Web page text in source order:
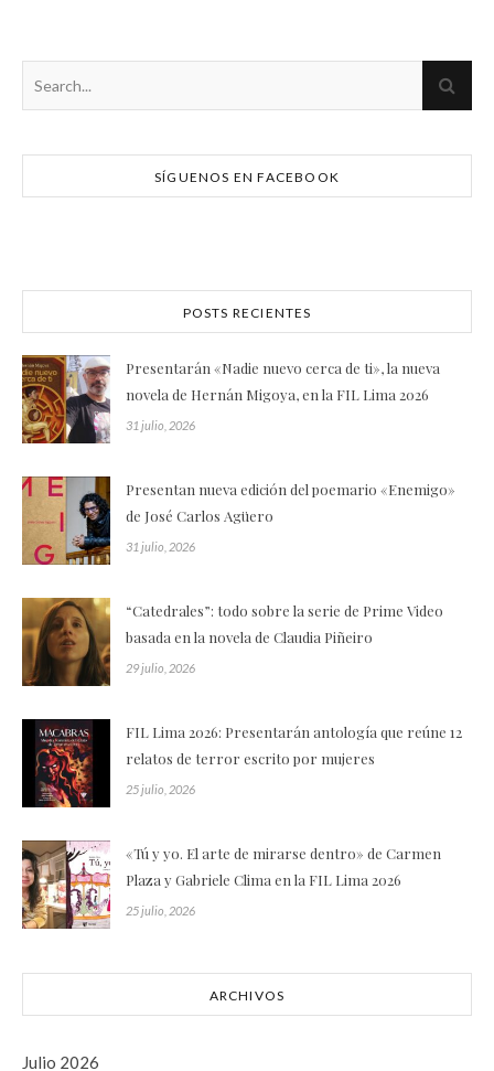
SÍGUENOS EN FACEBOOK
POSTS RECIENTES
Presentarán «Nadie nuevo cerca de ti», la nueva
novela de Hernán Migoya, en la FIL Lima 2026
31 julio, 2026
Presentan nueva edición del poemario «Enemigo»
de José Carlos Agüero
31 julio, 2026
“Catedrales”: todo sobre la serie de Prime Video
basada en la novela de Claudia Piñeiro
29 julio, 2026
FIL Lima 2026: Presentarán antología que reúne 12
relatos de terror escrito por mujeres
25 julio, 2026
«Tú y yo. El arte de mirarse dentro» de Carmen
Plaza y Gabriele Clima en la FIL Lima 2026
25 julio, 2026
ARCHIVOS
Julio 2026